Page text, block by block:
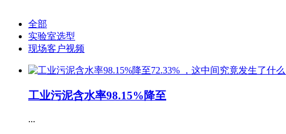
全部
实验室选型
现场客户视频
工业污泥含水率98.15%降至
...